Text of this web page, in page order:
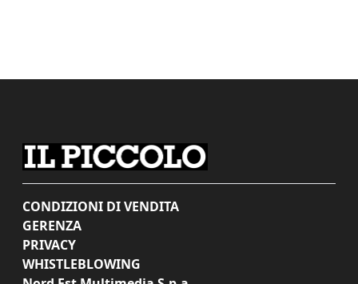
CONDIZIONI DI VENDITA
GERENZA
PRIVACY
WHISTLEBLOWING